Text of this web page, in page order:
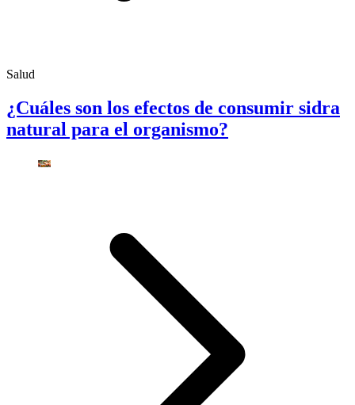
Salud
¿Cuáles son los efectos de consumir sidra
natural para el organismo?